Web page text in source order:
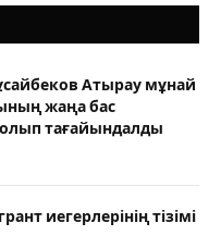
Атырау мұнай
жаңа бас
тағайындалды
иегерлерінің тізімі